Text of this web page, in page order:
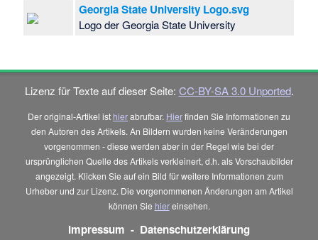
Georgia State University Logo.svg
Logo der Georgia State University
Lizenz für Texte auf dieser Seite: CC-BY-SA 3.0 Unported.
Der original-Artikel ist hierabrufbar. Hierfinden Sie Informationen zu
den Autoren des Artikels. An Bildern wurden keine Veränderungen
vorgenommen - diese werden aber in der Regel wie bei der
ursprünglichen Quelle des Artikels verkleinert, d.h. als Vorschaubilder
angezeigt. Klicken Sie auf ein Bild für weitere Informationen zum
Urheber und zur Lizenz. Die vorgenommenen Änderungen am Artikel
können Sie hiereinsehen.
Impressum - Datenschutzerklärung